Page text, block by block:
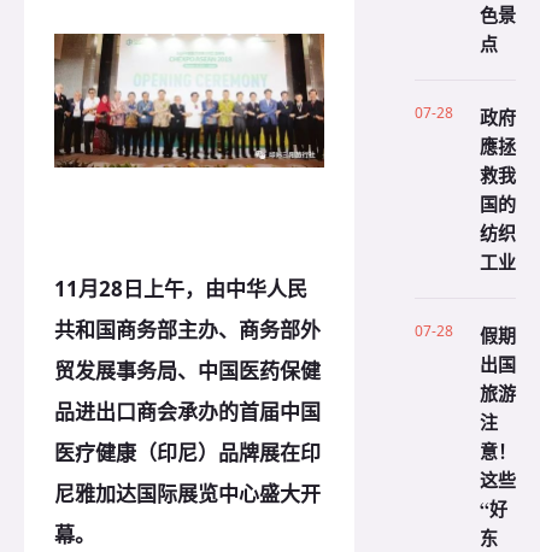
11月28日上午，由中华人民
共和国商务部主办、商务部外
贸发展事务局、中国医药保健
品进出口商会承办的首届中国
医疗健康（印尼）品牌展在印
尼雅加达国际展览中心盛大开
幕。
色景
点
07-28
政府
應拯
救我
国的
纺织
工业
07-28
假期
出国
旅游
注
意！
这些
“好
东